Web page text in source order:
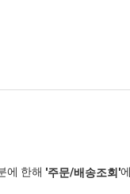
에 한해 '주문/배송조회'